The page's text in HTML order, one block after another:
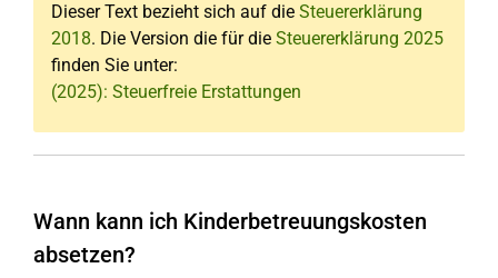
Dieser Text bezieht sich auf die Steuererklärung
2018. Die Version die für die Steuererklärung 2025
finden Sie unter:
(2025): Steuerfreie Erstattungen
Wann kann ich Kinderbetreuungskosten
absetzen?